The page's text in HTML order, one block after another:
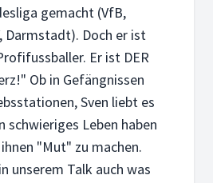
gemacht (VfB,
Darmstadt). Doch er ist
Er ist DER
Ob in Gefängnissen
Sven liebt es
schwieriges Leben haben
"Mut" zu machen.
unserem Talk auch was